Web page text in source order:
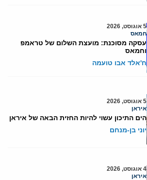
5 אוגוסט, 2026
חמאס
עסקה מסוכנת: מועצת השלום של טראמפ
וחמאס
ח'אלד אבו טועמה
5 אוגוסט, 2026
איראן
הים התיכון עשוי להיות החזית הבאה של איראן
יוני בן-מנחם
4 אוגוסט, 2026
איראן